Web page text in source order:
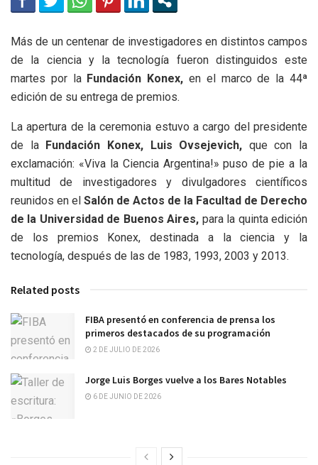
Más de un centenar de investigadores en distintos campos
de la ciencia y la tecnología fueron distinguidos este
martes por laFundación Konex, en el marco de la 44ª
edición de su entrega de premios.
La apertura de la ceremonia estuvo a cargo del presidente
de la
Fundación Konex, Luis Ovsejevich, que con la
exclamación: «Viva la Ciencia Argentina!» puso de pie a la
multitud de investigadores y divulgadores científicos
reunidos en el Salón de Actos de la Facultad de Derecho
de la Universidad de Buenos Aires, para la quinta edición
de los premios Konex, destinada a la ciencia y la
tecnología, después de las de 1983, 1993, 2003 y 2013.
Related posts
FIBA presentó en conferencia de prensa los
primeros destacados de su programación
2 DE JULIO DE 2026
Jorge Luis Borges vuelve a los Bares Notables
6 DE JUNIO DE 2026